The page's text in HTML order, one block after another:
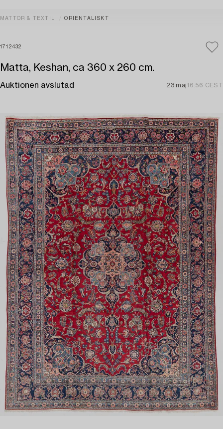
MATTOR & TEXTIL ORIENTALISKT
1712432
Matta, Keshan, ca 360 x 260 cm.
Auktionen avslutad 23 maj16:56 CEST